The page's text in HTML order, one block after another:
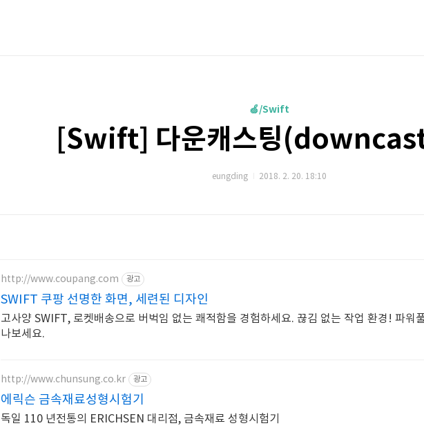
🍏/Swift
[Swift] 다운캐스팅
eungding 2018. 2. 20. 18:10
http://www.coupang.com 광고
SWIFT 쿠팡 선명한 화면, 세련된 디자인
고사양 SWIFT, 로켓배송으로 버벅임 없는 쾌적함을 경험하세요. 끊김 없는 작업 환경! 파워
나보세요.
http://www.chunsung.co.kr 광고
에릭슨 금속재료성형시험기
독일 110 년전통의 ERICHSEN 대리점, 금속재료 성형시험기